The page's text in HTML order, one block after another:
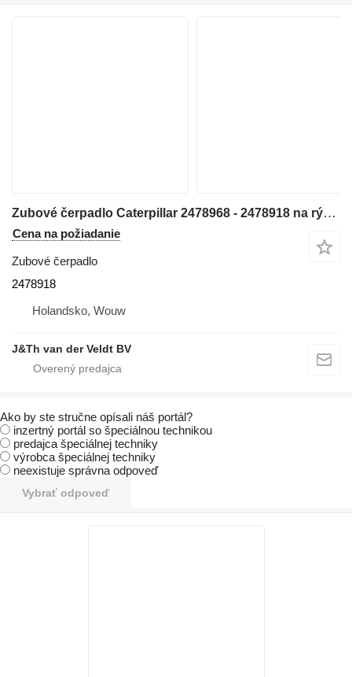
Zubové čerpadlo Caterpillar 2478968 - 2478918 na rýpadla 365B 365C 365CL 374DL 365BII 365CLMH
Cena na požiadanie
Zubové čerpadlo
2478918
Holandsko, Wouw
J&Th van der Veldt BV
Ako by ste stručne opísali náš portál?
inzertný portál so špeciálnou technikou
predajca špeciálnej techniky
výrobca špeciálnej techniky
neexistuje správna odpoveď
Vybrať odpoveď